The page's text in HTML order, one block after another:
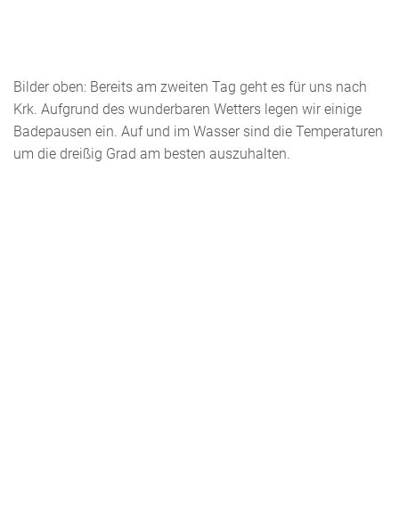
Bilder oben: Bereits am zweiten Tag geht es für uns nach
Krk. Aufgrund des wunderbaren Wetters legen wir einige
Badepausen ein. Auf und im Wasser sind die Temperaturen
um die dreißig Grad am besten auszuhalten.